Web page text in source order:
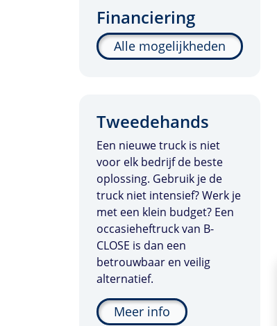
Financiering
Alle mogelijkheden
Tweedehands
Een nieuwe truck is niet
voor elk bedrijf de beste
oplossing. Gebruik je de
truck niet intensief? Werk je
met een klein budget? Een
occasieheftruck van B-
CLOSE is dan een
betrouwbaar en veilig
alternatief.
Meer info